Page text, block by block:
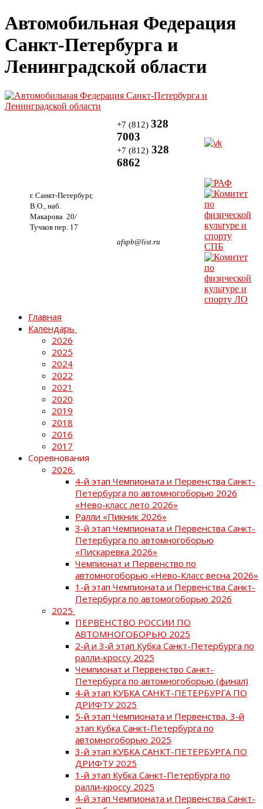
Автомобильная Федерация
Санкт-Петербурга и
Ленинградской области
г. Санкт-Петербург,
В.О., наб.
Макарова 20/
Тучков пер. 17
+7 (812) 328
7003
+7 (812) 328
6862
afspb@list.ru
Главная
Календарь
2026
2025
2024
2022
2021
2020
2019
2018
2016
2017
Соревнования
2026
4-й этап Чемпионата и Первенства Санкт-
Петербурга по автомногоборью 2026
«Нево-класс лето 2026»
Ралли «Пикник 2026»
3-й этап Чемпионата и Первенства Санкт-
Петербурга по автомногоборью
«Пискаревка 2026»
Чемпионат и Первенство по
автомногоборью «Нево-Класс весна 2026»
1-й этап Чемпионата и Первенства Санкт-
Петербурга по автомогоборью 2026
2025
ПЕРВЕНСТВО РОССИИ ПО
АВТОМНОГОБОРЬЮ 2025
2-й и 3-й этап Кубка Санкт-Петербурга по
ралли-кроссу 2025
Чемпионат и Первенство Санкт-
Петербурга по автомногоборью (финал)
4-й этап КУБКА САНКТ-ПЕТЕРБУРГА ПО
ДРИФТУ 2025
5-й этап Чемпионата и Первенства, 3-й
этап Кубка Санкт-Петербурга по
автомногоборью 2025
3-й этап КУБКА САНКТ-ПЕТЕРБУРГА ПО
ДРИФТУ 2025
1-й этап Кубка Санкт-Петербурга по
ралли-кроссу 2025
4-й этап Чемпионата и Первенства Санкт-